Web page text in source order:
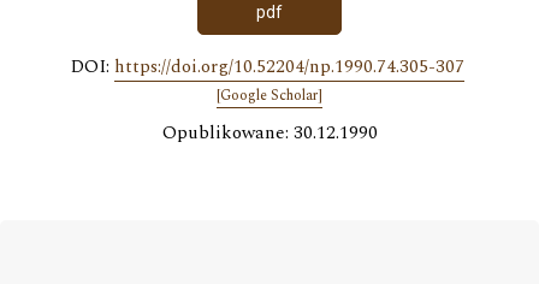
pdf
DOI: https://doi.org/10.52204/np.1990.74.305-307
[Google Scholar]
Opublikowane: 30.12.1990